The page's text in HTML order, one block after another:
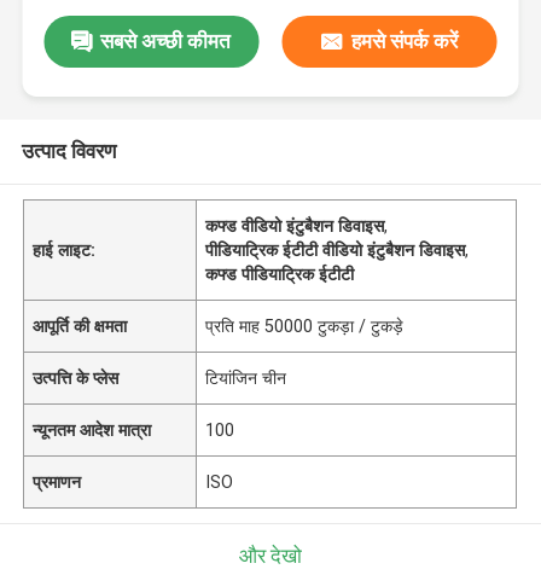
सबसे अच्छी कीमत हमसे संपर्क करें
उत्पाद विवरण
हाई लाइट:
कफ्ड वीडियो इंटुबैशन डिवाइस,
पीडियाट्रिक ईटीटी वीडियो इंटुबैशन डिवाइस,
कफ्ड पीडियाट्रिक ईटीटी
आपूर्ति की क्षमता प्रति माह 50000 टुकड़ा / टुकड़े
उत्पत्ति के प्लेस टियांजिन चीन
न्यूनतम आदेश मात्रा 100
प्रमाणन ISO
और देखो